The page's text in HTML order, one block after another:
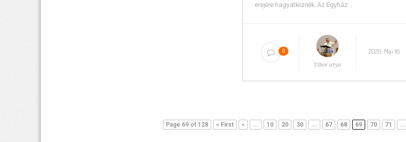
erejére hagyatkoznék. Az Egyház...
0
Tibor atya
2020. Mai 16
Page 69 of 128 « First « ... 10 20 30 ... 67 68 69 70 71 ...